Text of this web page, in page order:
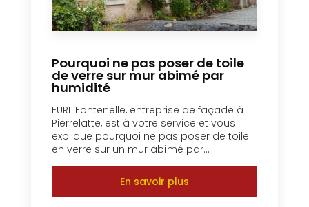
Pourquoi ne pas poser de toile
de verre sur mur abimé par
humidité
EURL Fontenelle, entreprise de façade à
Pierrelatte, est à votre service et vous
explique pourquoi ne pas poser de toile
en verre sur un mur abîmé par...
En savoir plus